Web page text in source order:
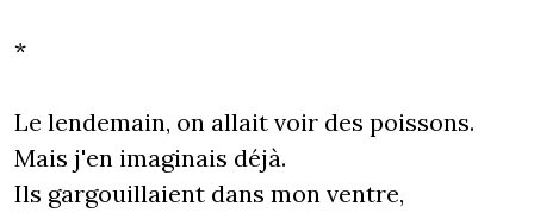
*
Le lendemain, on allait voir des poissons.
Mais j'en imaginais déjà.
Ils gargouillaient dans mon ventre,